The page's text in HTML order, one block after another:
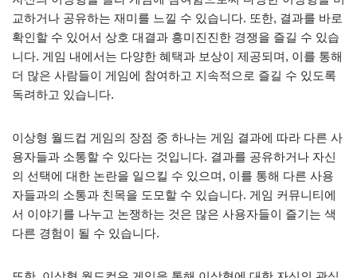
교하거나 공유하는 재미를 느낄 수 있습니다. 또한, 결과를 바로
확인할 수 있어서 상호 대결과 흥미진진한 경쟁을 즐길 수 있습
니다. 게임 내에서는 다양한 혜택과 보상이 제공되며, 이를 통해
더 많은 사람들이 게임에 참여하고 지속적으로 즐길 수 있도록
독려하고 있습니다.
이상형 월드컵 게임의 장점 중 하나는 게임 결과에 따라 다른 사
용자들과 소통할 수 있다는 것입니다. 결과를 공유하거나 자신
의 선택에 대한 논란을 일으킬 수 있으며, 이를 통해 다른 사용
자들과의 소통과 친목을 도모할 수 있습니다. 게임 커뮤니티에
서 이야기를 나누고 논쟁하는 것은 많은 사용자들이 즐기는 색
다른 경험이 될 수 있습니다.